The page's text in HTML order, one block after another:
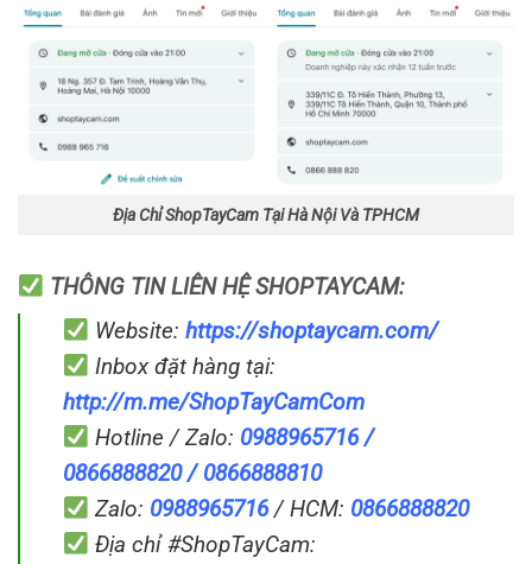
Địa Chỉ ShopTayCam Tại Hà Nội Và TPHCM
THÔNG TIN LIÊN HỆ SHOPTAYCAM:
Website: https://shoptaycam.com/
Inbox đặt hàng tại:
http://m.me/ShopTayCamCom
Hotline / Zalo: 0988965716 /
0866888820 / 0866888810
Zalo: 0988965716 / HCM: 0866888820
Địa chỉ #ShopTayCam: